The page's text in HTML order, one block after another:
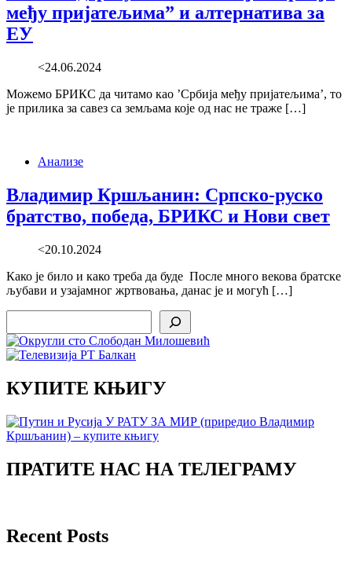
међу пријатељима” и алтернатива за
ЕУ
<24.06.2024
Можемо БРИКС да читамо као ’Србија међу пријатељима’, то
је прилика за савез са земљама које од нас не траже […]
Анализе
Владимир Кршљанин: Српско-руско
братство, победа, БРИКС и Нови свет
<20.10.2024
Како је било и како треба да буде После много векова братске
љубави и узајамног жртвовања, данас је и могућ […]
КУПИТЕ КЊИГУ
ПРАТИТЕ НАС НА ТЕЛЕГРАМУ
Recent Posts